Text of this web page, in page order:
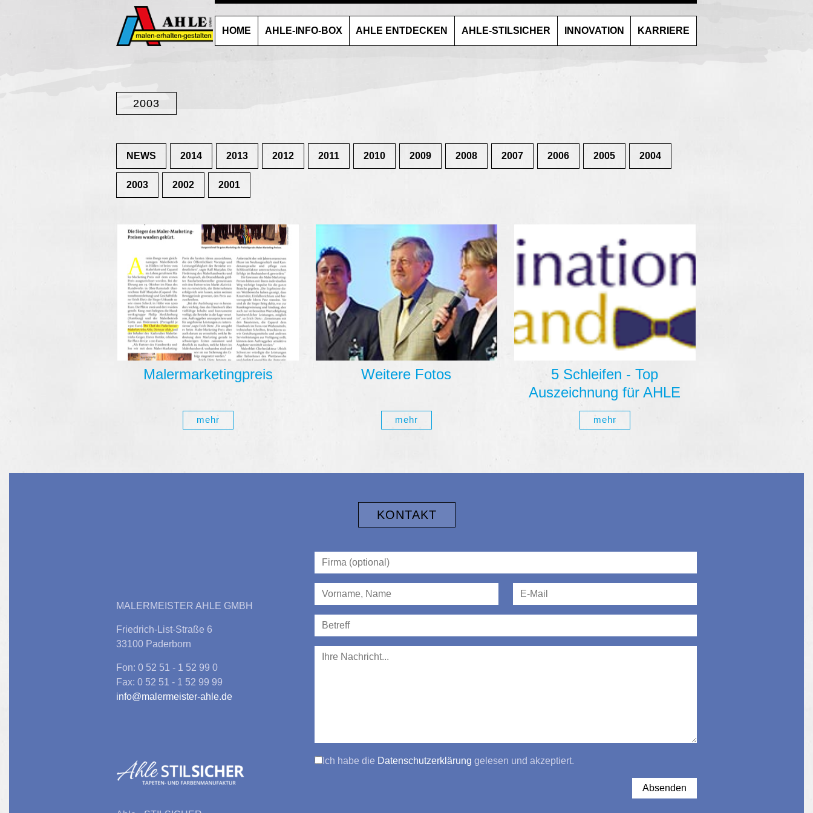
HOME AHLE-INFO-BOX AHLE ENTDECKEN AHLE-STILSICHER INNOVATION KARRIERE
2003
NEWS 2014 2013 2012 2011 2010 2009 2008 2007 2006 2005 2004
2003 2002 2001
Malermarketingpreis
mehr
Weitere Fotos
mehr
5 Schleifen - Top
Auszeichnung für AHLE
mehr
KONTAKT
MALERMEISTER AHLE GMBH
Friedrich-List-Straße 6
33100 Paderborn
Fon: 0 52 51 - 1 52 99 0
Fax: 0 52 51 - 1 52 99 99
info@malermeister-ahle.de
Ich habe die Datenschutzerklärung gelesen und akzeptiert.
Absenden